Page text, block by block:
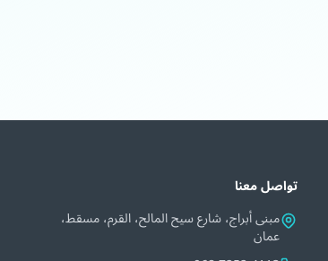
تواصل معنا
مبنى أبراج، شارع سيح المالح، القرم، مسقط،
عمان